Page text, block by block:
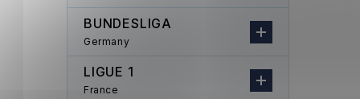
BUNDESLIGA
Germany
LIGUE 1
France